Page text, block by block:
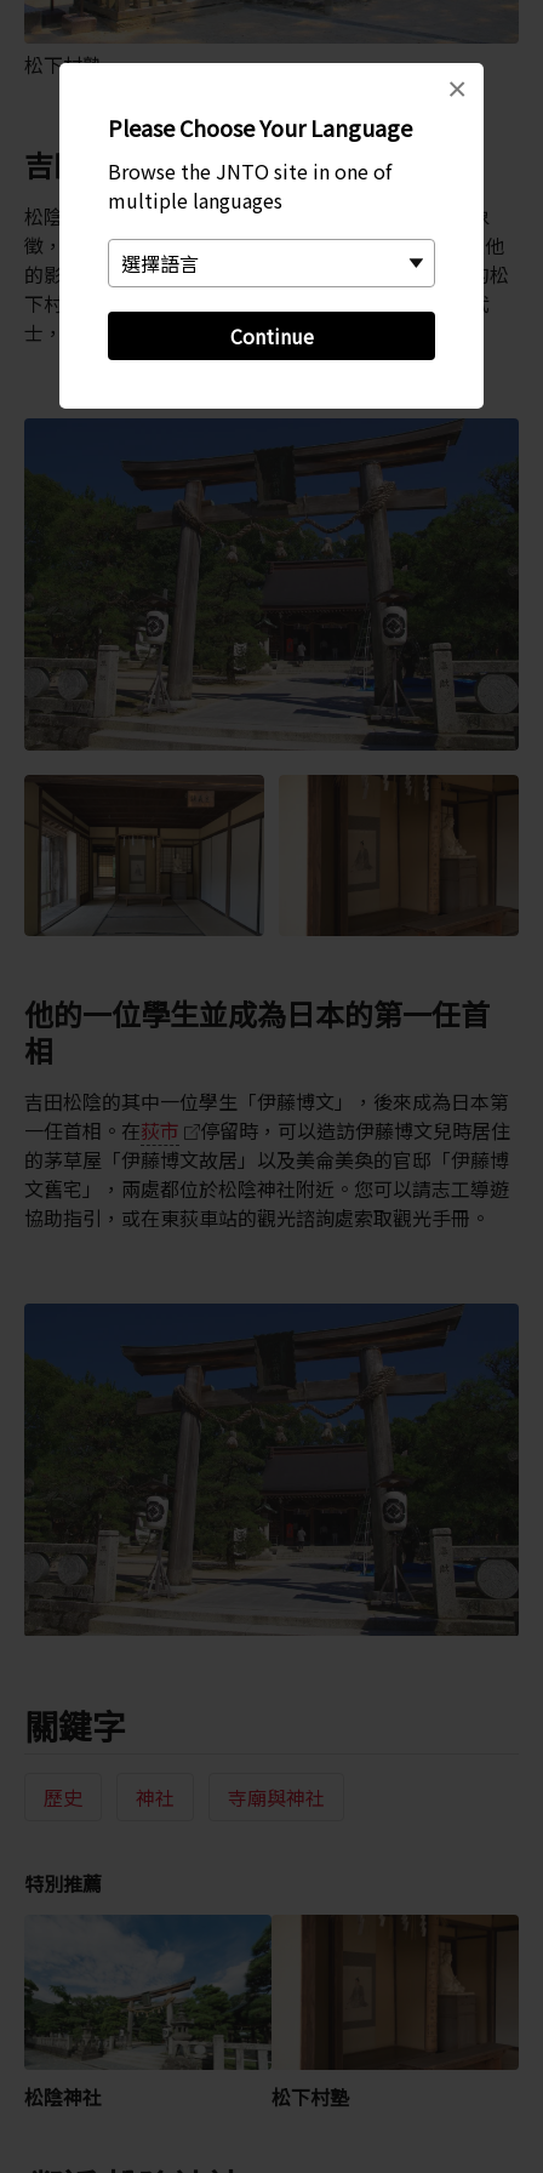
Please Choose Your Language
Browse the JNTO site in one of
multiple languages
Continue
×
松下村塾
吉田松陰何許人也？
松陰神社是以吉田松陰為名。吉田松陰是荻市的精神象
徵，他在 1859 年因其革命思維而遭到幕府處死，不過他
的影響卻十分深遠。這一位學問淵博的武士曾在附近的松
下村塾傳道授業，教授出一群推動日本現代化的年輕武
士，因而流芳百世。
他的一位學生並成為日本的第一任首
相
吉田松陰的其中一位學生「伊藤博文」，後來成為日本第
一任首相。在荻市
停留時，可以造訪伊藤博文兒時居住
的茅草屋「伊藤博文故居」以及美侖美奐的官邸「伊藤博
文舊宅」，兩處都位於松陰神社附近。您可以請志工導遊
協助指引，或在東荻車站的觀光諮詢處索取觀光手冊。
關鍵字
歷史 神社 寺廟與神社
特別推薦
松陰神社 松下村塾